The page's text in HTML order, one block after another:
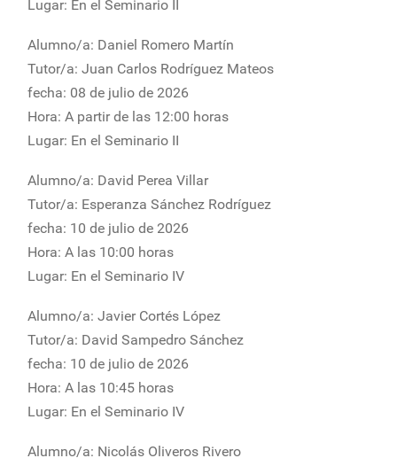
Lugar: En el Seminario II
Alumno/a: Daniel Romero Martín
Tutor/a: Juan Carlos Rodríguez Mateos
fecha: 08 de julio de 2026
Hora: A partir de las 12:00 horas
Lugar: En el Seminario II
Alumno/a: David Perea Villar
Tutor/a: Esperanza Sánchez Rodríguez
fecha: 10 de julio de 2026
Hora: A las 10:00 horas
Lugar: En el Seminario IV
Alumno/a: Javier Cortés López
Tutor/a: David Sampedro Sánchez
fecha: 10 de julio de 2026
Hora: A las 10:45 horas
Lugar: En el Seminario IV
Alumno/a: Nicolás Oliveros Rivero